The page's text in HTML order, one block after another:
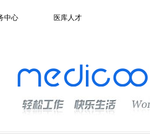
中心 医库人才